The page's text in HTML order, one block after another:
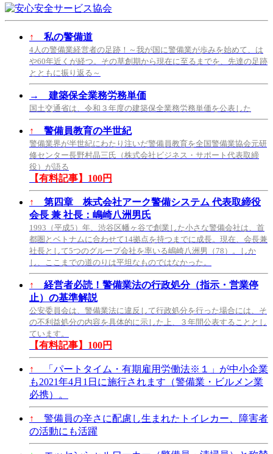
↑ 私の警備道
4人の警備業経営者の足跡！～我が国に警備業が歩みを始めて、は
や60年近くが経つ。その草創期から現在に至るまでを、先達の足跡
とともに振り返る～
→ 建築保全業務労務単価
国土交通省は、令和３年度の建築保全業務労務単価を公表した
↑ 警備員教育の半世紀
警備業界が半世紀にわたり注いだ警備員教育を全国警備業協会元研
修センター長野村晶三氏（株式会社ビジネス・サポート代表取締
役）が語る
【有料記事】100円
↑
第四章 株式会社アーク警備システム 代表取締役
会長 兼 社長：嶋崎八洲男氏
1993（平成5）年、渋谷区幡ヶ谷で創業した小さな警備会社は、首
都圏とベトナムに合わせて14拠点を持つまでに成長。現在、会長兼
社長として5つのグループ会社を率いる嶋崎八洲男（78）。しか
し、ここまでの道のりは平坦なものではなかった。
↑
経営者必読！警備業法の行政処分（指示・営業停
止）の基準解説
公安委員会は、警備業法に違反して行政処分を行った場合には、そ
の不利益処分の内容を具体的に示した上、３年間公表することとし
ています。
【有料記事】100円
↑
「パートタイム・有期雇用労働法※１」が中小企業
も2021年4月1日に施行されます（警備業・ビルメン業
必携）。
↑
警備員の辛さに配慮し生まれたトイレカー、障害者
の活動にも活躍